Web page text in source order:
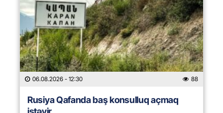
06.08.2026 - 12:30 88
Rusiya Qafanda baş konsulluq açmaq